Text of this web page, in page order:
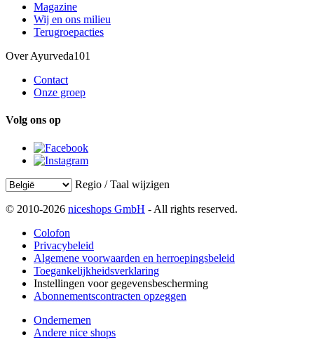
Magazine
Wij en ons milieu
Terugroepacties
Over Ayurveda101
Contact
Onze groep
Volg ons op
Regio / Taal wijzigen
© 2010-2026 niceshops GmbH - All rights reserved.
Colofon
Privacybeleid
Algemene voorwaarden en herroepingsbeleid
Toegankelijkheidsverklaring
Instellingen voor gegevensbescherming
Abonnementscontracten opzeggen
Ondernemen
Andere nice shops